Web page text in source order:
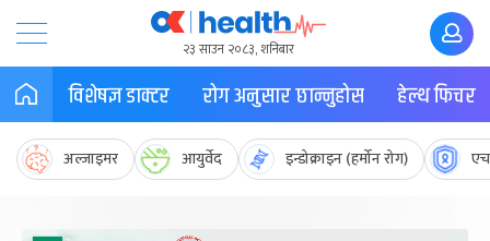
२३ साउन २०८३, शनिबार
विशेषज्ञ डाक्टर रोग अनुसार छान्नुहोस हेल्थ फिचर
अल्जाइमर आयुर्वेद इन्डोक्राइन (हर्मोन रोग)